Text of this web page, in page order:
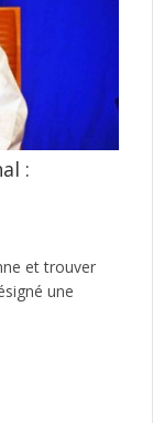
:
et trouver
une